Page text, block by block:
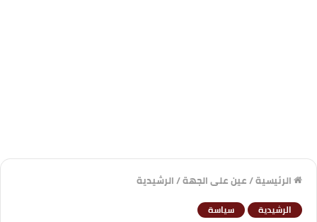
الرئيسية/عين على الجهة/الرشيدية
الرشيدية سياسة